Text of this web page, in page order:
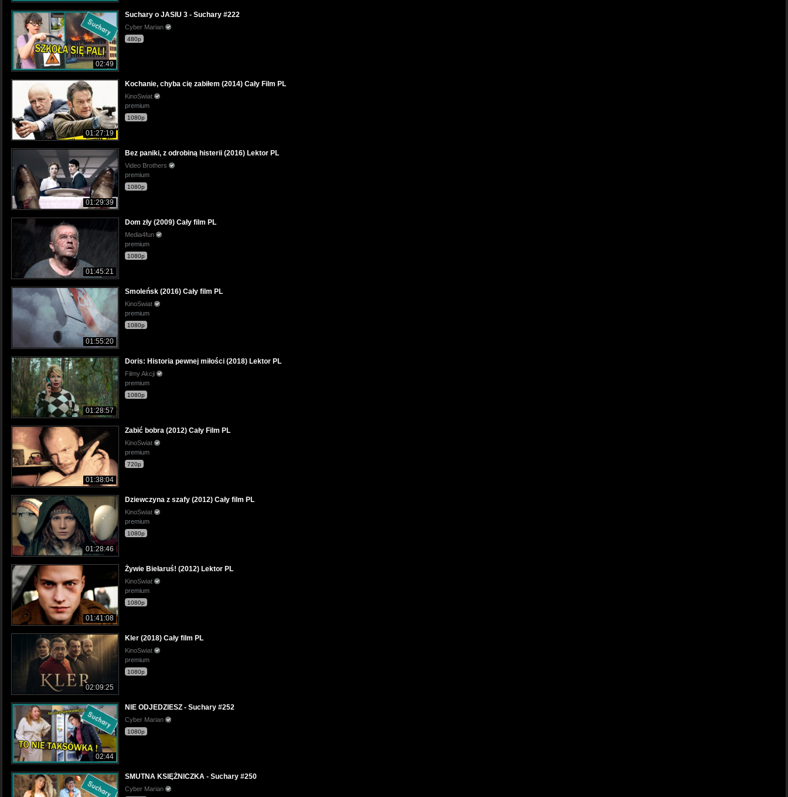
02:49
Suchary o JASIU 3 - Suchary #222
Cyber Marian
480p
01:27:19
Kochanie, chyba cię zabiłem (2014) Cały Film PL
KinoSwiat
premium
1080p
01:29:39
Bez paniki, z odrobiną histerii (2016) Lektor PL
Video Brothers
premium
1080p
01:45:21
Dom zły (2009) Cały film PL
Media4fun
premium
1080p
01:55:20
Smoleńsk (2016) Cały film PL
KinoSwiat
premium
1080p
01:28:57
Doris: Historia pewnej miłości (2018) Lektor PL
Filmy Akcji
premium
1080p
01:38:04
Zabić bobra (2012) Cały Film PL
KinoSwiat
premium
720p
01:28:46
Dziewczyna z szafy (2012) Cały film PL
KinoSwiat
premium
1080p
01:41:08
Żywie Biełaruś! (2012) Lektor PL
KinoSwiat
premium
1080p
02:09:25
Kler (2018) Cały film PL
KinoSwiat
premium
1080p
02:44
NIE ODJEDZIESZ - Suchary #252
Cyber Marian
1080p
SMUTNA KSIĘŻNICZKA - Suchary #250
Cyber Marian